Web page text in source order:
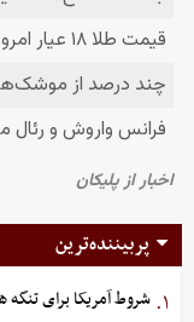
پربیننده‌ترین
۱. شروط آمریکا برای تنگه